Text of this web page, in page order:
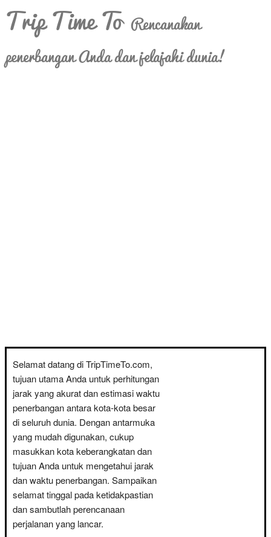
Trip Time To Rencanakan
penerbangan Anda dan jelajahi dunia!
Selamat datang di TripTimeTo.com,
tujuan utama Anda untuk perhitungan
jarak yang akurat dan estimasi waktu
penerbangan antara kota-kota besar
di seluruh dunia. Dengan antarmuka
yang mudah digunakan, cukup
masukkan kota keberangkatan dan
tujuan Anda untuk mengetahui jarak
dan waktu penerbangan. Sampaikan
selamat tinggal pada ketidakpastian
dan sambutlah perencanaan
perjalanan yang lancar.